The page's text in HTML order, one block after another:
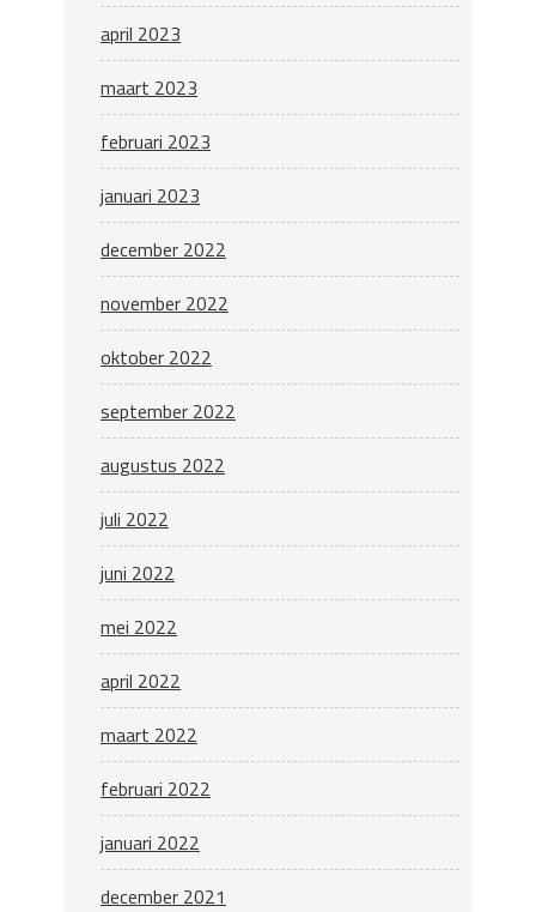
april 2023
maart 2023
februari 2023
januari 2023
december 2022
november 2022
oktober 2022
september 2022
augustus 2022
juli 2022
juni 2022
mei 2022
april 2022
maart 2022
februari 2022
januari 2022
december 2021